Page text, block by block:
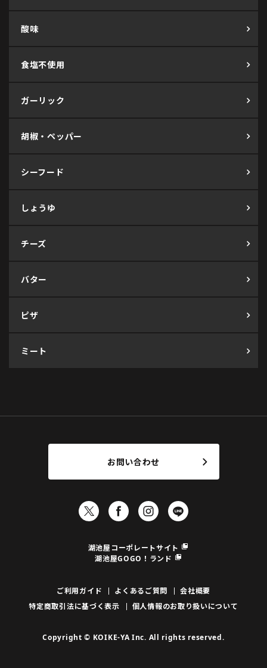
酸味
食塩不使用
ガーリック
胡椒・ペッパー
シーフード
しょうゆ
チーズ
バター
ピザ
ミート
お問い合わせ
湖池屋コーポレートサイト
湖池屋GOGO！ランド
ご利用ガイド よくあるご質問
会社概要
特定商取引法に基づく表示
個人情報のお取り扱いについて
Copyright © KOIKE-YA Inc. All rights reserved.